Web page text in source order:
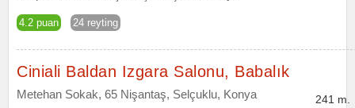
4.2 puan 24 reyting
Ciniali Baldan Izgara Salonu, Babalık
Metehan Sokak, 65 Nişantaş, Selçuklu, Konya 241 m.